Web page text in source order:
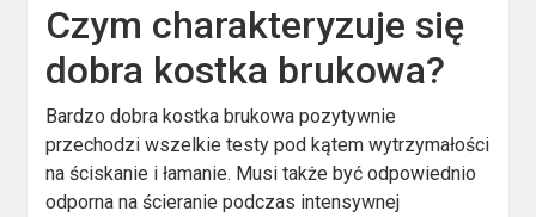
Czym charakteryzuje się
dobra kostka brukowa?
Bardzo dobra kostka brukowa pozytywnie
przechodzi wszelkie testy pod kątem wytrzymałości
na ściskanie i łamanie. Musi także być odpowiednio
odporna na ścieranie podczas intensywnej